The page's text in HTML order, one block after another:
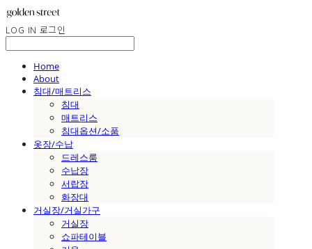
LOG IN 로그인
Home
About
침대/매트리스
침대
매트리스
침대옵션/소품
옷장/수납
드레스룸
수납장
서랍장
화장대
거실장/거실가구
거실장
쇼파테이블